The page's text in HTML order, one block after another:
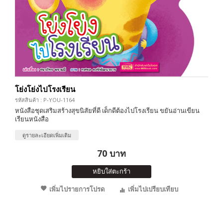
โย่งโย่งไปโรงเรียน
รหัสสินค้า : P-YOU-1164
หนังสือชุดเสริมสร้างสุขนิสัยที่ดี เด็กดีต้องไปโรงเรียน ขยันอ่านเขียน
เรียนหนังสือ
ดูรายละเอียดเพิ่มเติม
70 บาท
หยิบใส่ตะกร้า
เพิ่มไปรายการโปรด
เพิ่มไปเปรียบเทียบ